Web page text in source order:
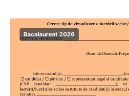
Bacalaureat 2026